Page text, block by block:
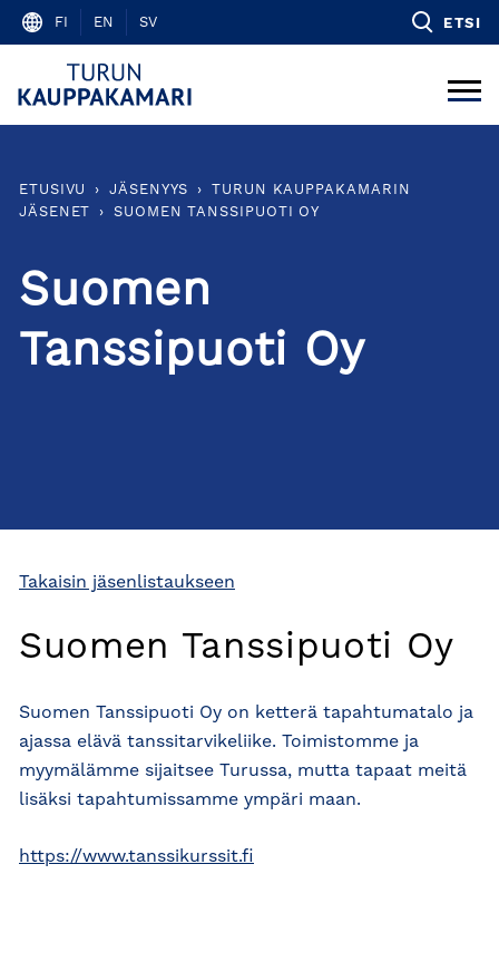
Skip
content
FI EN SV ETSI
ETUSIVU › JÄSENYYS ›
TURUN KAUPPAKAMARIN
JÄSENET
› SUOMEN TANSSIPUOTI OY
Suomen
Tanssipuoti Oy
Takaisin jäsenlistaukseen
Suomen Tanssipuoti Oy
Suomen Tanssipuoti Oy on ketterä tapahtumatalo ja
ajassa elävä tanssitarvikeliike. Toimistomme ja
myymälämme sijaitsee Turussa, mutta tapaat meitä
lisäksi tapahtumissamme ympäri maan.
https://www.tanssikurssit.fi